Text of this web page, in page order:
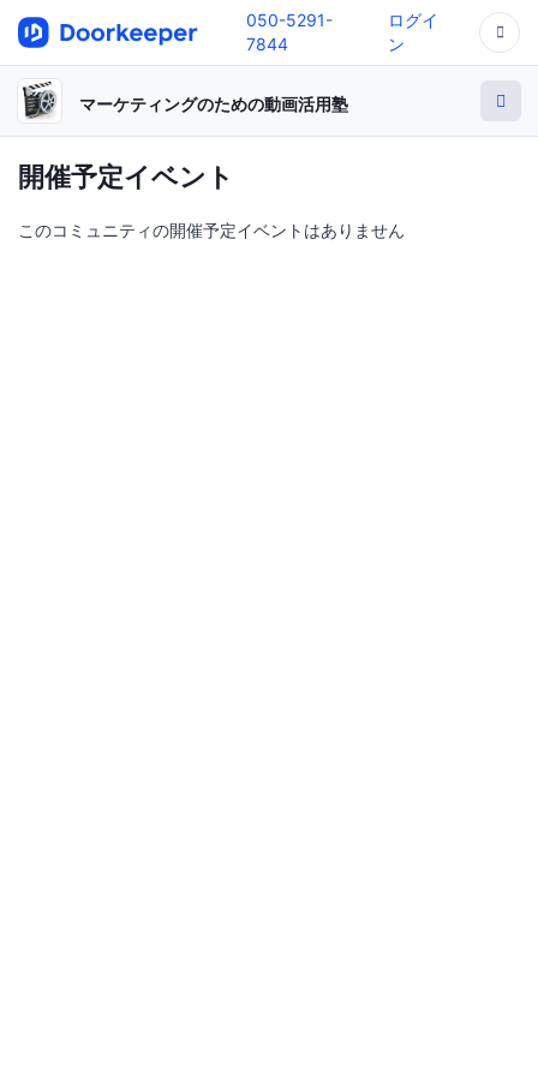
050-5291-
7844
ログイ
ン
マーケティングのための動画活用塾
開催予定イベント
このコミュニティの開催予定イベントはありません